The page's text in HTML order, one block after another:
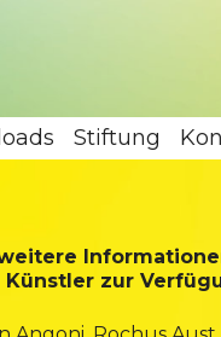
Stiftung
zur